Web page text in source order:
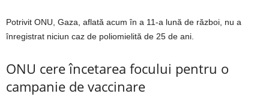
Potrivit ONU, Gaza, aflată acum în a 11-a lună de război, nu a
înregistrat niciun caz de poliomielită de 25 de ani.
ONU cere încetarea focului pentru o
campanie de vaccinare